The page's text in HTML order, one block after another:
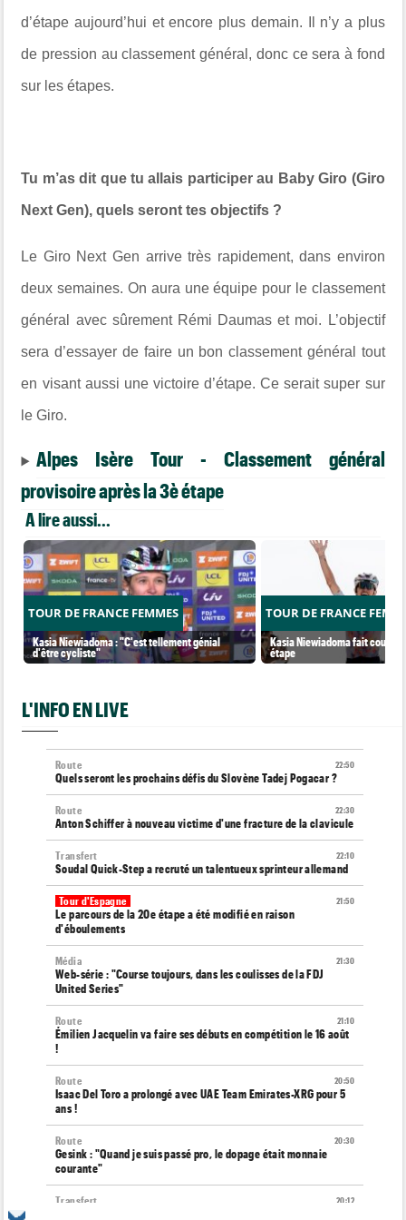
d’étape aujourd’hui et encore plus demain. Il n’y a plus
de pression au classement général, donc ce sera à fond
sur les étapes.
Tu m’as dit que tu allais participer au Baby Giro (Giro
Next Gen), quels seront tes objectifs ?
Le Giro Next Gen arrive très rapidement, dans environ
deux semaines. On aura une équipe pour le classement
général avec sûrement Rémi Daumas et moi. L’objectif
sera d’essayer de faire un bon classement général tout
en visant aussi une victoire d’étape. Ce serait super sur
le Giro.
Alpes Isère Tour - Classement général
provisoire après la 3è étape
A lire aussi...
TOUR DE FRANCE FEMMES
Kasia Niewiadoma : "C'est tellement génial
d'être cycliste"
TOUR DE FRANCE
Kasia Niewiadoma fait coup
étape
L'INFO EN LIVE
22:50
Route
Quels seront les prochains défis du Slovène Tadej Pogacar ?
22:30
Route
Anton Schiffer à nouveau victime d'une fracture de la clavicule
22:10
Transfert
Soudal Quick-Step a recruté un talentueux sprinteur allemand
21:50
Tour d'Espagne
Le parcours de la 20e étape a été modifié en raison
d'éboulements
21:30
Média
Web-série : "Course toujours, dans les coulisses de la FDJ
United Series"
21:10
Route
Émilien Jacquelin va faire ses débuts en compétition le 16 août
!
20:50
Route
Isaac Del Toro a prolongé avec UAE Team Emirates-XRG pour 5
ans !
20:30
Route
Gesink : "Quand je suis passé pro, le dopage était monnaie
courante"
20:12
Transfert